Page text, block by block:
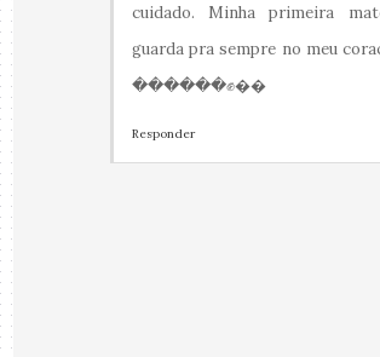
cuidado. Minha primeira
guarda pra sempre no meu
������✊��
Responder